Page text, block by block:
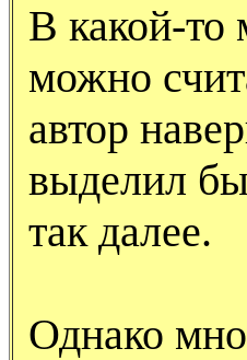
В какой-то
можно
автор
выделил
так далее.
Однако